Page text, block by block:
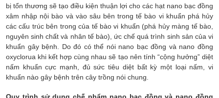
bị tổn thương sẽ tạo điều kiện thuận lợi cho các hạt nano bạc đồng
xâm nhập nội bào và vào sâu bên trong tế bào vi khuẩn phá hủy
các cấu trúc bên trong của tế bào vi khuẩn (phá hủy màng tế bào,
nguyên sinh chất và nhân tế bào), ức chế quá trình sinh sản của vi
khuẩn gây bệnh. Do đó có thể nói nano bạc đồng và nano đồng
oxyclorua khi kết hợp cùng nhau sẽ tạo nên tính “cộng hưởng” diệt
nấm khuẩn cực mạnh, đủ sức tiêu diệt bất kỳ một loại nấm, vi
khuẩn nào gây bệnh trên cây trồng nói chung.